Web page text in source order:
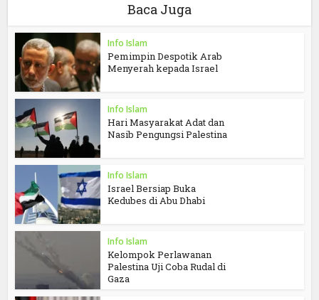
Baca Juga
Info Islam
Pemimpin Despotik Arab
Menyerah kepada Israel
Info Islam
Hari Masyarakat Adat dan
Nasib Pengungsi Palestina
Info Islam
Israel Bersiap Buka
Kedubes di Abu Dhabi
Info Islam
Kelompok Perlawanan
Palestina Uji Coba Rudal di
Gaza